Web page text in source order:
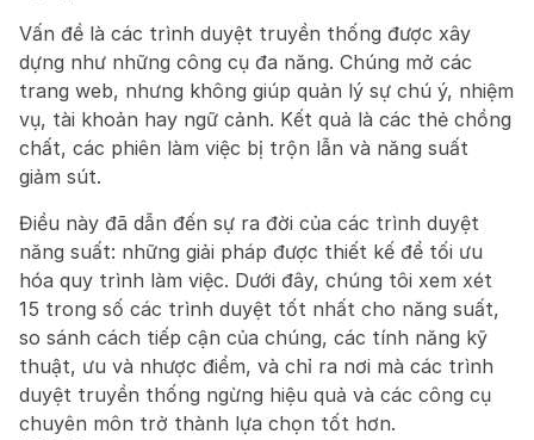
Vấn đề là các trình duyệt truyền thống được xây
dựng như những công cụ đa năng. Chúng mở các
trang web, nhưng không giúp quản lý sự chú ý, nhiệm
vụ, tài khoản hay ngữ cảnh. Kết quả là các thẻ chồng
chất, các phiên làm việc bị trộn lẫn và năng suất
giảm sút.
Điều này đã dẫn đến sự ra đời của các trình duyệt
năng suất: những giải pháp được thiết kế để tối ưu
hóa quy trình làm việc. Dưới đây, chúng tôi xem xét
15 trong số các trình duyệt tốt nhất cho năng suất,
so sánh cách tiếp cận của chúng, các tính năng kỹ
thuật, ưu và nhược điểm, và chỉ ra nơi mà các trình
duyệt truyền thống ngừng hiệu quả và các công cụ
chuyên môn trở thành lựa chọn tốt hơn.